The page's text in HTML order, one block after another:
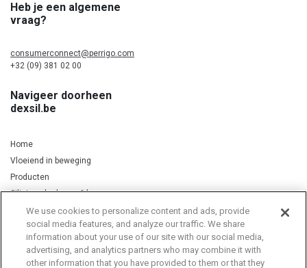
Heb je een algemene
vraag?
consumerconnect@perrigo.com
+32 (09) 381 02 00
Navigeer doorheen
dexsil.be
Home
Vloeiend in beweging
Producten
Silicium, kurkuma & koper
Privacy Notice Cookie Statement Cookie List
We use cookies to personalize content and ads, provide
social media features, and analyze our traffic. We share
information about your use of our site with our social media,
advertising, and analytics partners who may combine it with
other information that you have provided to them or that they